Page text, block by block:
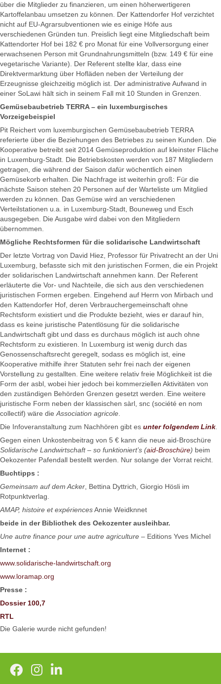
über die Mitglieder zu finanzieren, um einen höherwertigeren
Kartoffelanbau umsetzen zu können. Der Kattendorfer Hof verzichtet
nicht auf EU-Agrarsubventionen wie es einige Höfe aus
verschiedenen Gründen tun. Preislich liegt eine Mitgliedschaft beim
Kattendorter Hof bei 182 € pro Monat für eine Vollversorgung einer
erwachsenen Person mit Grundnahrungsmitteln (bzw. 149 € für eine
vegetarische Variante). Der Referent stellte klar, dass eine
Direktvermarktung über Hofläden neben der Verteilung der
Erzeugnisse gleichzeitig möglich ist. Der administrative Aufwand in
einer SoLawi hält sich in seinem Fall mit 10 Stunden in Grenzen.
Gemüsebaubetrieb TERRA – ein luxemburgisches
Vorzeigebeispiel
Pit Reichert vom luxemburgischen Gemüsebaubetrieb TERRA
referierte über die Beziehungen des Betriebes zu seinen Kunden. Die
Kooperative betreibt seit 2014 Gemüseproduktion auf kleinster Fläche
in Luxemburg-Stadt. Die Betriebskosten werden von 187 Mitgliedern
getragen, die während der Saison dafür wöchentlich einen
Gemüsekorb erhalten. Die Nachfrage ist weiterhin groß: Für die
nächste Saison stehen 20 Personen auf der Warteliste um Mitglied
werden zu können. Das Gemüse wird an verschiedenen
Verteilstationen u.a. in Luxemburg-Stadt, Bouneweg und Esch
ausgegeben. Die Ausgabe wird dabei von den Mitgliedern
übernommen.
Mögliche Rechtsformen für die solidarische Landwirtschaft
Der letzte Vortrag von David Hiez, Professor für Privatrecht an der Uni
Luxemburg, befasste sich mit den juristischen Formen, die ein Projekt
der solidarischen Landwirtschaft annehmen kann. Der Referent
erläuterte die Vor- und Nachteile, die sich aus den verschiedenen
juristischen Formen ergeben. Eingehend auf Herrn von Mirbach und
den Kattendorfer Hof, deren Verbrauchergemeinschaft ohne
Rechtsform existiert und die Produkte bezieht, wies er darauf hin,
dass es keine juristische Patentlösung für die solidarische
Landwirtschaft gibt und dass es durchaus möglich ist auch ohne
Rechtsform zu existieren. In Luxemburg ist wenig durch das
Genossenschaftsrecht geregelt, sodass es möglich ist, eine
Kooperative mithilfe ihrer Statuten sehr frei nach der eigenen
Vorstellung zu gestallten. Eine weitere relativ freie Möglichkeit ist die
Form der asbl, wobei hier jedoch bei kommerziellen Aktivitäten von
den zuständigen Behörden Grenzen gesetzt werden. Eine weitere
juristische Form neben der klassischen sàrl, snc (société en nom
collectif) wäre dieAssociation agricole.
Die Infoveranstaltung zum Nachhören gibt es unter folgendem Link.
Gegen einen Unkostenbeitrag von 5 € kann die neue aid-Broschüre
Solidarische Landwirtschaft – so funktioniert’s (aid-Broschüre) beim
Oekozenter Pafendall bestellt werden. Nur solange der Vorrat reicht.
Buchtipps :
Gemeinsam auf dem Acker, Bettina Dyttrich, Giorgio Hösli im
Rotpunktverlag.
AMAP, histoire et expériencesAnnie Weidknnet
beide in der Bibliothek des Oekozenter ausleihbar.
Une autre finance pour une autre agriculture – Editions Yves Michel
Internet :
www.solidarische-landwirtschaft.org
www.loramap.org
Presse :
Dossier 100,7
RTL
Die Galerie wurde nicht gefunden!